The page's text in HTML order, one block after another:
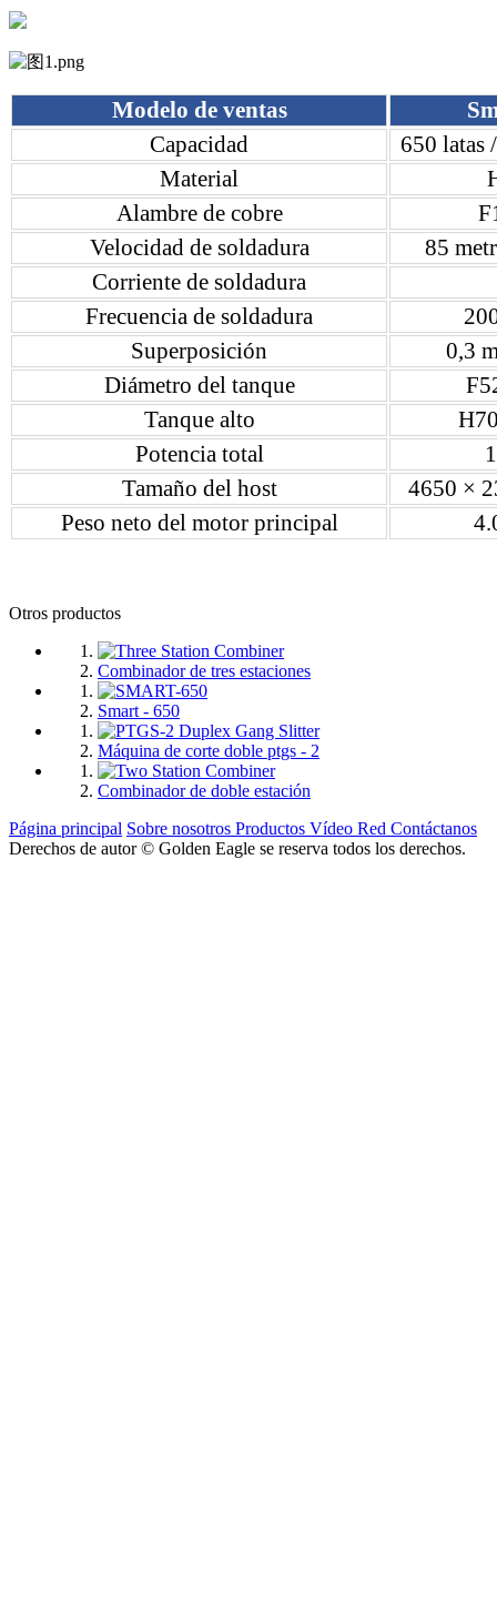
Modelo de ventas
Capacidad
650 latas
Material
Alambre de cobre
Velocidad de soldadura
85
Corriente de soldadura
Frecuencia de soldadura
Superposición
0,3
Diámetro del tanque
Tanque alto
Potencia total
Tamaño del host
4650 ×
Peso neto del motor principal
Otros productos
Combinador de tres estaciones
Smart - 650
Máquina de corte doble ptgs - 2
Combinador de doble estación
Página principal Sobre nosotros Productos Vídeo Red Contáctanos
Derechos de autor © Golden Eagle se reserva todos los derechos.